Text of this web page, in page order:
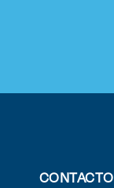
CONTACTO